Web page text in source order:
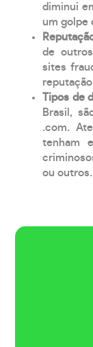
diminui
um golpe
de
sites
Tipos de
Brasil,
.com.
tenham
ou outros.